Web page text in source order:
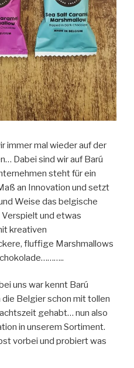
immer mal wieder auf der
Dabei sind wir auf Barú
steht für ein
an Innovation und setzt
Weise das belgische
und etwas
kreativen
fluffige Marshmallows
uns war kennt Barú
Belgier schon mit tollen
gehabt… nun also
in unserem Sortiment.
vorbei und probiert was